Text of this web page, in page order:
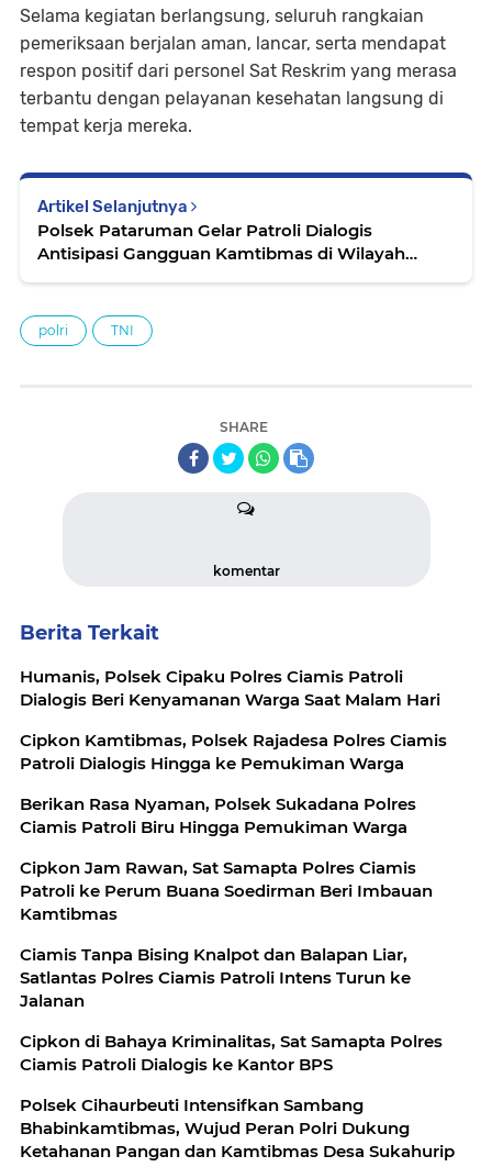
Selama kegiatan berlangsung, seluruh rangkaian
pemeriksaan berjalan aman, lancar, serta mendapat
respon positif dari personel Sat Reskrim yang merasa
terbantu dengan pelayanan kesehatan langsung di
tempat kerja mereka.
Artikel Selanjutnya
Polsek Pataruman Gelar Patroli Dialogis
Antisipasi Gangguan Kamtibmas di Wilayah
polri TNI
SHARE
komentar
Berita Terkait
Humanis, Polsek Cipaku Polres Ciamis Patroli
Dialogis Beri Kenyamanan Warga Saat Malam Hari
Cipkon Kamtibmas, Polsek Rajadesa Polres Ciamis
Patroli Dialogis Hingga ke Pemukiman Warga
Berikan Rasa Nyaman, Polsek Sukadana Polres
Ciamis Patroli Biru Hingga Pemukiman Warga
Cipkon Jam Rawan, Sat Samapta Polres Ciamis
Patroli ke Perum Buana Soedirman Beri Imbauan
Kamtibmas
Ciamis Tanpa Bising Knalpot dan Balapan Liar,
Satlantas Polres Ciamis Patroli Intens Turun ke
Jalanan
Cipkon di Bahaya Kriminalitas, Sat Samapta Polres
Ciamis Patroli Dialogis ke Kantor BPS
Polsek Cihaurbeuti Intensifkan Sambang
Bhabinkamtibmas, Wujud Peran Polri Dukung
Ketahanan Pangan dan Kamtibmas Desa Sukahurip